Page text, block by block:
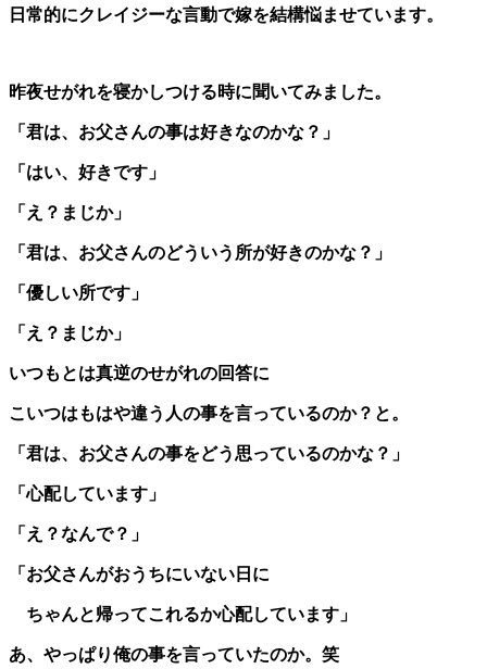
日常的にクレイジーな言動で嫁を結構悩ませています。
昨夜せがれを寝かしつける時に聞いてみました。
「君は、お父さんの事は好きなのかな？」
「はい、好きです」
「え？まじか」
「君は、お父さんのどういう所が好きのかな？」
「優しい所です」
「え？まじか」
いつもとは真逆のせがれの回答に
こいつはもはや違う人の事を言っているのか？と。
「君は、お父さんの事をどう思っているのかな？」
「心配しています」
「え？なんで？」
「お父さんがおうちにいない日に
ちゃんと帰ってこれるか心配しています」
あ、やっぱり俺の事を言っていたのか。笑